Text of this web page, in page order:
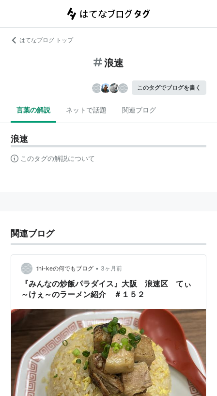
はてなブログ トップ
浪速
このタグでブログを書く
言葉の解説 ネットで話題 関連ブログ
浪速
このタグの解説について
関連ブログ
thi-keの何でもブログ • 3ヶ月前
『みんなの炒飯パラダイス』大阪 浪速区 てぃ
～けぇ～のラーメン紹介 ＃１５２